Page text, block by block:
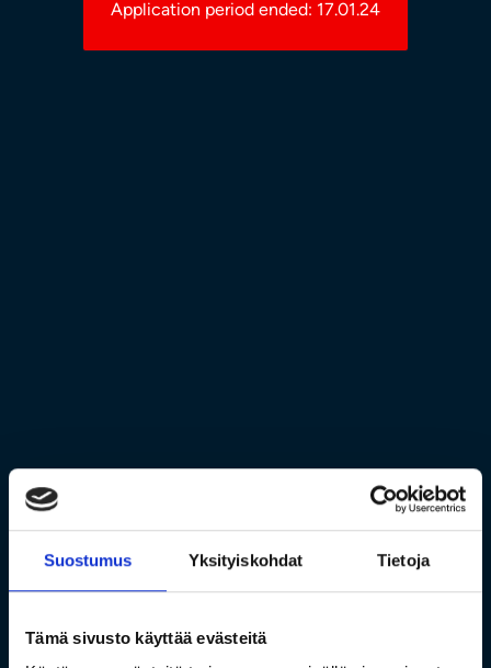
Suostumus Yksityiskohdat Tietoja
Tämä sivusto käyttää evästeitä
Application period ended: 17.01.24